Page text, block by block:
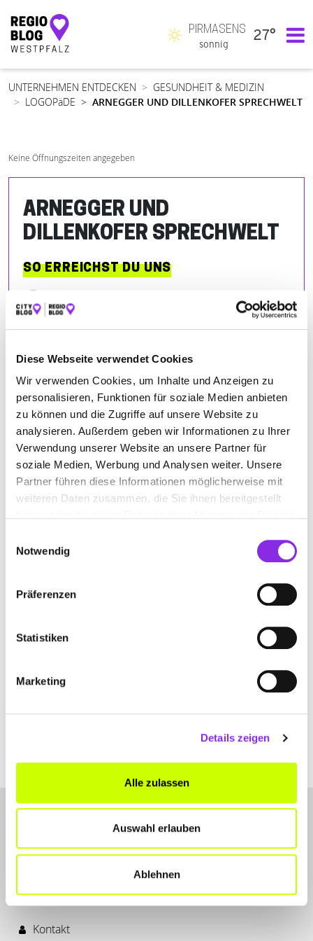
Diese Webseite verwendet Cookies
Wir verwenden Cookies, um Inhalte und Anzeigen zu
personalisieren, Funktionen für soziale Medien anbieten
zu können und die Zugriffe auf unsere Website zu
analysieren. Außerdem geben wir Informationen zu Ihrer
Verwendung unserer Website an unsere Partner für
soziale Medien, Werbung und Analysen weiter. Unsere
Partner führen diese Informationen möglicherweise mit
weiteren Daten zusammen, die Sie ihnen bereitgestellt
Notwendig
Präferenzen
Statistiken
Marketing
Details zeigen
Alle zulassen
Auswahl erlauben
Ablehnen
Hauptnavigation
PIRMASENS
sonnig
27°
UNTERNEHMEN ENTDECKEN
GESUNDHEIT & MEDIZIN
LOGOPäDE
ARNEGGER UND DILLENKOFER SPRECHWELT
Keine Öffnungszeiten angegeben
ARNEGGER UND
DILLENKOFER SPRECHWELT
SO ERREICHST DU UNS
Lemberger Str. 16
| 66955 Pirmasens DE
+496331149876
www.sprechwelt.de
ANFAHRT
Kontakt